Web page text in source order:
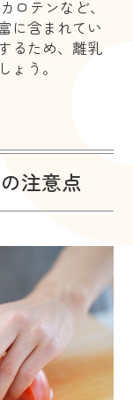
ロテンなど、
に含まれてい
るため、離乳
う。
注意点